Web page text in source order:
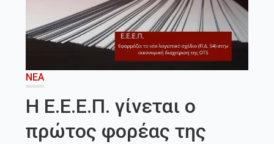
ΝΈΑ
Η Ε.Ε.Ε.Π. γίνεται ο
πρώτος φορέας της